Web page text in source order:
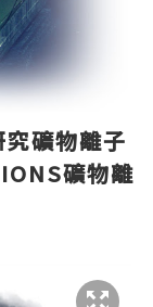
礦物離子
礦物離